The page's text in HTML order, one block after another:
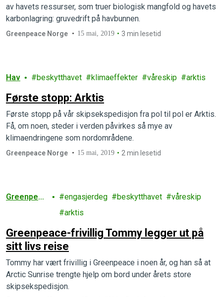
av havets ressurser, som truer biologisk mangfold og havets
karbonlagring: gruvedrift på havbunnen.
Greenpeace Norge 15 mai, 2019 3 min lesetid
Hav beskytthavet klimaeffekter våreskip arktis
Første stopp: Arktis
Første stopp på vår skipsekspedisjon fra pol til pol er Arktis.
Få, om noen, steder i verden påvirkes så mye av
klimaendringene som nordområdene.
Greenpeace Norge 15 mai, 2019 2 min lesetid
Greenpeac
engasjerdeg beskytthavet
våreskip
arktis
Greenpeace-frivillig Tommy legger ut på
sitt livs reise
Tommy har vært frivillig i Greenpeace i noen år, og han så at
Arctic Sunrise trengte hjelp om bord under årets store
skipsekspedisjon.